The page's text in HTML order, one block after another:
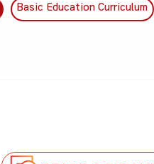
Basic Education Curriculum